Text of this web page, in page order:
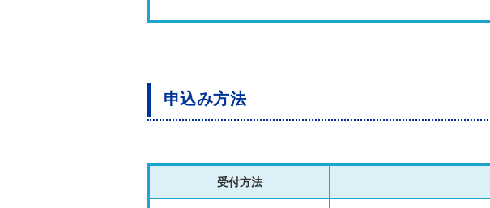
申込み方法
受付方法